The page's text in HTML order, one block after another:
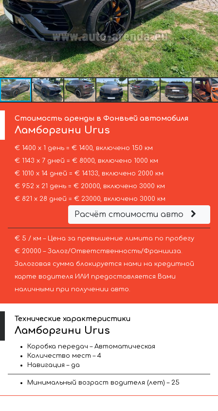
Стоимость аренды в Фонвьей автомобиля
Ламборгини Urus
€ 1400 х 1 день = € 1400, включено 150 км
€ 1143 х 7 дней = € 8000, включено 1000 км
€ 1010 х 14 дней = € 14133, включено 2000 км
€ 952 х 21 день = € 20000, включено 3000 км
€ 821 х 28 дней = € 23000, включено 3000 км
Расчёт стоимости авто
€ 5 / км – Цена за превышение лимита по пробегу
€ 20000 – Залог/Ответственность/Франшиза.
Залоговая сумма блокируется нами на кредитной
карте водителя ИЛИ предоставляется Вами
наличными при получении авто.
Технические характеристики
Ламборгини Urus
Коробка передач – Автоматическая
Количество мест – 4
Навигация – да
Минимальный возраст водителя (лет) – 25